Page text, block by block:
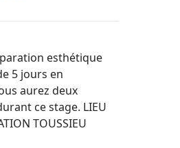
esthétique
5 jours en
aurez deux
ce stage. LIEU
TOUSSIEU